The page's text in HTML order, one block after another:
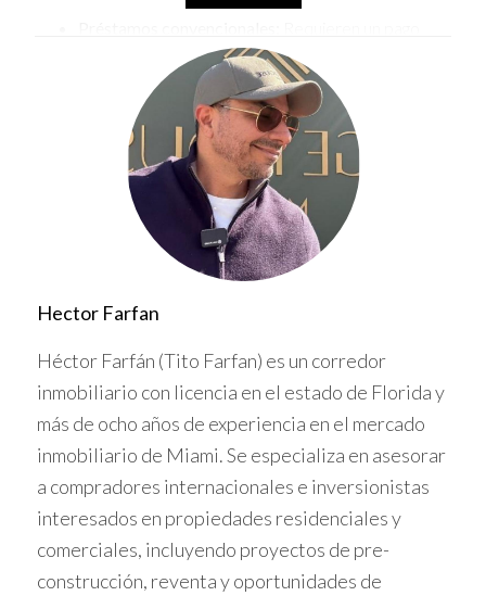
inicial del 20% al 40% del valor de la propiedad.
Préstamos FHA:Aunque están destinados
principalmente a residentes, algunos prestamistas
permiten que extranjeros califiquen con ciertas
condiciones.
Programas específicos para extranjeros:
bancos tienen programas diseñados para no
residentes, que pueden ofrecer mejores
condiciones.
REQUISITOS PARA OBTENER
UN PRÉSTAMO
Para obtener un préstamo como extranjero, debes
cumplir con ciertos requisitos. Aquí algunos de ellos:
Documentación financiera que demuestre tus
ingresos.
Un historial crediticio sólido (aunque esto puede
ser complicado si nunca has tenido crédito en
EE.UU.).
Una cuenta bancaria en EE.UU. puede ser
Hector Farfan
Héctor Farfán (Tito Farfan) es un corredor
inmobiliario con licencia en el estado de Florida y
más de ocho años de experiencia en el mercado
inmobiliario de Miami. Se especializa en asesorar
a compradores internacionales e inversionistas
interesados en propiedades residenciales y
comerciales, incluyendo proyectos de pre-
construcción, reventa y oportunidades de